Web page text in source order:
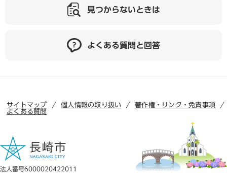
見つからないときは
よくある質問と回答
サイトマップ 個人情報の取り扱い
著作権・リンク・免責事項
よくある質問
法人番号6000020422011